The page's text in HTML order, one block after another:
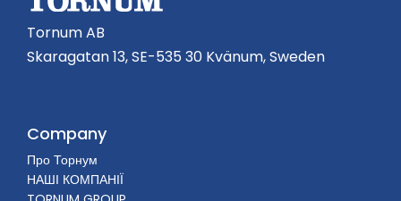
Tornum AB
Skaragatan 13, SE-535 30 Kvänum, Sweden
Company
Про Торнум
НАШІ КОМПАНІЇ